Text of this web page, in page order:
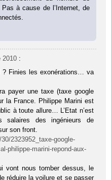
à cause de l’Internet, de
2010 :
Finies les exonérations… va
payer une taxe (taxe google
la France. Philippe Marini est
à toute allure… L’Etat n’est
des ingénieurs de
son front.
2323952_taxe-google-
philippe-marini-repond-aux-
vont nous tomber dessus, le
réduire la voilure et se passer